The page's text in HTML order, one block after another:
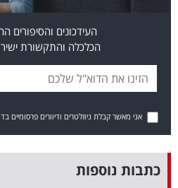
ופנאי
תיירות
5
העידכונים והסיפורים
הכלכלה והתקשורת
אני מאשר קבלת ניוזלטרים ודיוורים פרסומיים
כתבות נוספות